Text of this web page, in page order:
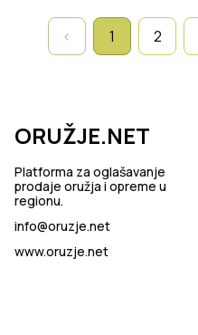
‹ 1 2
ORUŽJE.NET
Platforma za oglašavanje
prodaje oružja i opreme u
regionu.
info@oruzje.net
www.oruzje.net